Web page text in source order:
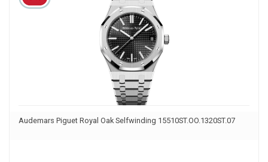
Audemars Piguet Royal Oak Selfwinding 15510ST.OO.1320ST.07